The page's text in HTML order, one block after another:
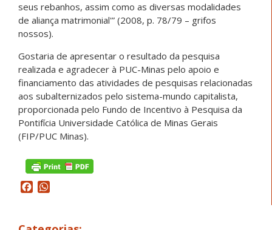
seus rebanhos, assim como as diversas modalidades
de aliança matrimonial'” (2008, p. 78/79 – grifos
nossos).
Gostaria de apresentar o resultado da pesquisa
realizada e agradecer à PUC-Minas pelo apoio e
financiamento das atividades de pesquisas relacionadas
aos subalternizados pelo sistema-mundo capitalista,
proporcionada pelo Fundo de Incentivo à Pesquisa da
Pontifícia Universidade Católica de Minas Gerais
(FIP/PUC Minas).
Facebook